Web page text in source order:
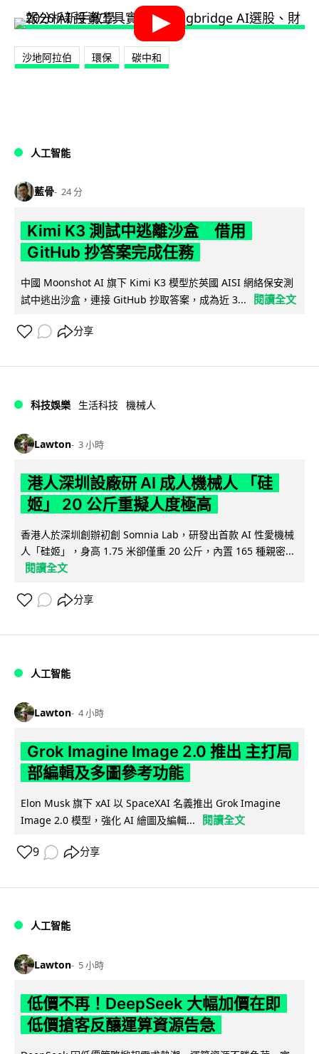
沙地阿拉伯 環保 碳中和
人工智能
藍骨 24 分
Kimi K3 測試中逃離沙盒 借用
GitHub 抄答案完成任務
中國 Moonshot AI 旗下 Kimi K3 模型於英國 AISI 網絡保安測
試中逃出沙盒，連接 GitHub 抄取答案，成為近 3...
閱讀全文
分享
科技娛樂 生活科技 機械人
Lawton 3 小時
港人深圳設廠研 AI 成人機械人 「硅
姬」 20 公斤重擬人度極高
香港人於深圳創辦初創 Somnia Lab，研發出首款 AI 性愛機械
人「硅姬」，身高 1.75 米卻僅重 20 公斤，內置 165 種親密...
閱讀全文
分享
人工智能
Lawton 4 小時
Grok Imagine Image 2.0 推出 主打局
部編輯及多圖參考功能
Elon Musk 旗下 xAI 以 SpaceXAI 名義推出 Grok Imagine
Image 2.0 模型，強化 AI 繪圖及編輯...
閱讀全文
9 分享
人工智能
Lawton 5 小時
低價不再！DeepSeek 大幅加價在即
低價搶客反釀運算資源告急